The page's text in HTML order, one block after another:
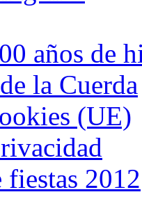
años de
la Cuerda
(UE)
fiestas 2012